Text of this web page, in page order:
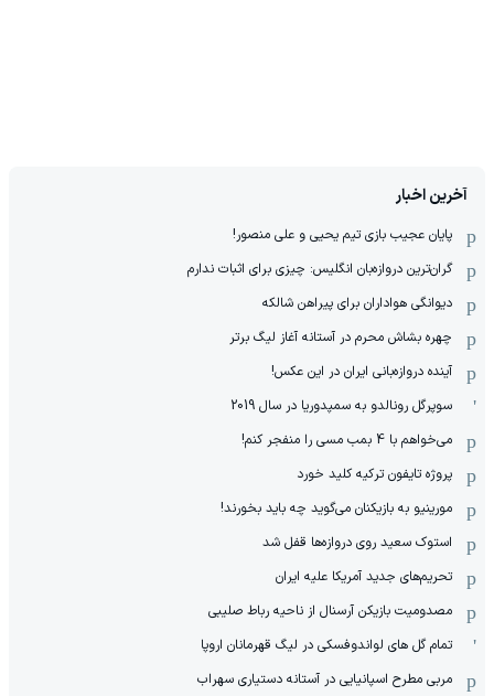
آخرین اخبار
پایان عجیب بازی تیم یحیی و علی منصور!
گران‌ترین دروازه‌بان انگلیس: چیزی برای اثبات ندارم
دیوانگی هواداران برای پیراهن شالکه
چهره بشاش محرم در آستانه آغاز لیگ برتر
آینده دروازه‌بانی ایران در این عکس!
سوپرگل رونالدو به سمپدوریا در سال 2019
می‌خواهم با 4 بمب مسی را منفجر کنم!
پروژه تایفون ترکیه کلید خورد
مورینیو به بازیکنان می‌گوید چه باید بخورند!
استوک سعید روی دروازه‌ها قفل شد
تحریم‌های جدید آمریکا علیه ایران
مصدومیت بازیکن آرسنال از ناحیه رباط صلیبی
تمام گل های لواندوفسکی در لیگ قهرمانان اروپا
مربی مطرح اسپانیایی در آستانه دستیاری سهراب